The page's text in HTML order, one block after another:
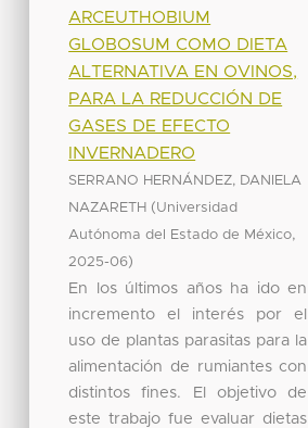
ARCEUTHOBIUM
GLOBOSUM COMO DIETA
ALTERNATIVA EN OVINOS,
PARA LA REDUCCIÓN DE
GASES DE EFECTO
INVERNADERO
SERRANO HERNÁNDEZ, DANIELA
NAZARETH (Universidad
Autónoma del Estado de México,
2025-06)
En los últimos años ha ido en
incremento el interés por el
uso de plantas parasitas para la
alimentación de rumiantes con
distintos fines. El objetivo de
este trabajo fue evaluar dietas